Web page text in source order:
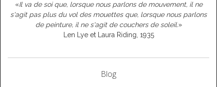
«Il va de soi que, lorsque nous parlons de mouvement, il ne
s'agit pas plus du vol des mouettes que, lorsque nous parlons
de peinture, il ne s'agit de couchers de soleil.»
Len Lye et Laura Riding, 1935
Blog